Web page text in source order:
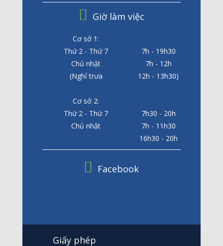
Giờ làm việc
Cơ sở 1:
Thứ 2 - Thứ 7
7h - 19h30
Chủ nhật
7h - 12h
(Nghỉ trưa
12h - 13h30)
Cơ sở 2:
Thứ 2 - Thứ 7
7h30 - 20h
Chủ nhật
7h - 11h30
16h30 - 20h
Facebook
Giấy phép